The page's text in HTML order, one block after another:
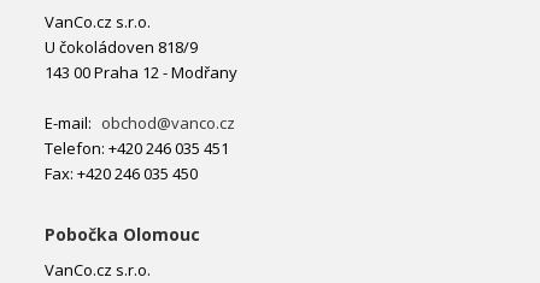
VanCo.cz s.r.o.
U čokoládoven 818/9
143 00 Praha 12 - Modřany
E-mail: obchod@vanco.cz
Telefon: +420 246 035 451
Fax: +420 246 035 450
Pobočka Olomouc
VanCo.cz s.r.o.